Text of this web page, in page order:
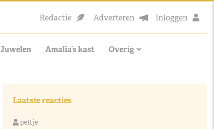
Redactie Adverteren Inloggen
Juwelen Amalia’s kast Overig
Laatste reacties
pettje